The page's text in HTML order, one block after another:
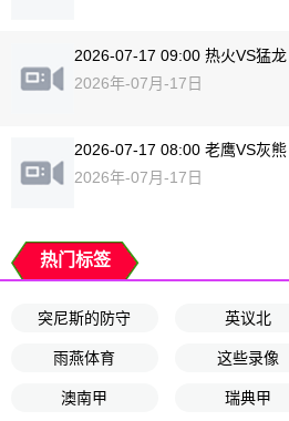
2026-07-17 09:00 热火VS猛龙
2026年-07月-17日
2026-07-17 08:00 老鹰VS灰熊
2026年-07月-17日
热门标签
突尼斯的防守 英议北
雨燕体育 这些录像
澳南甲 瑞典甲